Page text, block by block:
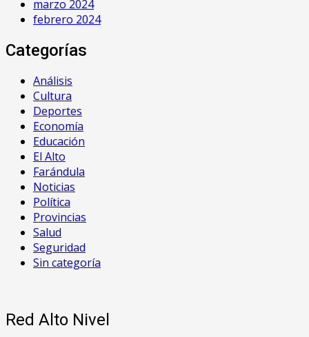
marzo 2024
febrero 2024
Categorías
Análisis
Cultura
Deportes
Economía
Educación
El Alto
Farándula
Noticias
Política
Provincias
Salud
Seguridad
Sin categoría
Red Alto Nivel